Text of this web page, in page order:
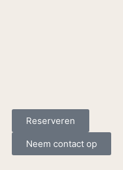
Reserveren
Neem contact op